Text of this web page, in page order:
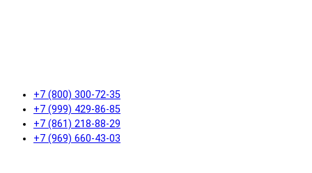
+7 (800) 300-72-35
+7 (999) 429-86-85
+7 (861) 218-88-29
+7 (969) 660-43-03